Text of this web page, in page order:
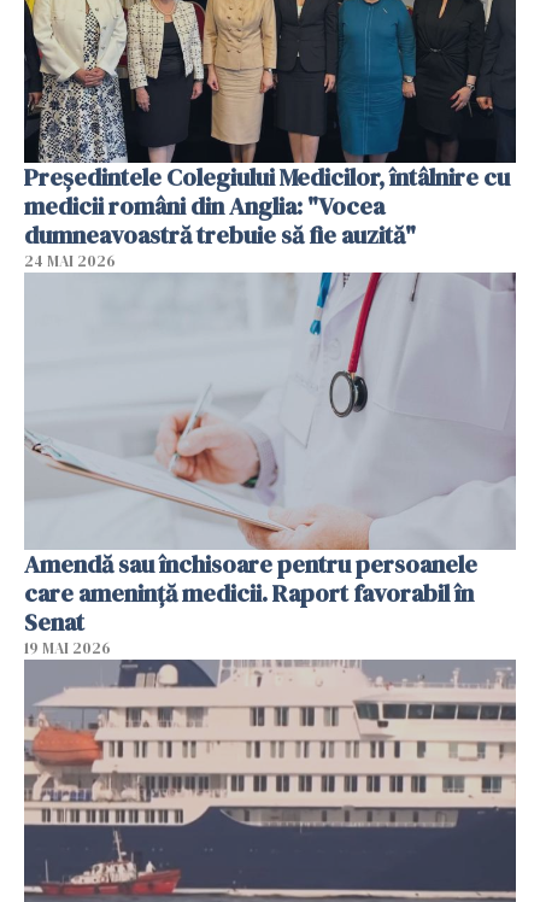
Președintele Colegiului Medicilor, întâlnire cu
medicii români din Anglia: "Vocea
dumneavoastră trebuie să fie auzită"
24 MAI 2026
Amendă sau închisoare pentru persoanele
care ameninţă medicii. Raport favorabil în
Senat
19 MAI 2026